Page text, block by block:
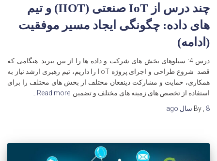
چند درس از IoT صنعتی (IIOT) و تیم
های داده: چگونگی ایجاد مسیر موفقیت
(ادامه)
درس 4: سیلوهای بخش های شرکت و داده ها را از بین ببرید. هنگامی که
قصد شروع طراحی و اجرای پروژه IIoT را داریم، تیم رهبری ارشد نیاز به
همکاری، حمایت و مشارکت ذینفعان مختلف از بخش های مختلف را برای
استفاده از تخصص های زمینه های مختلف و تضمین Read more…
By
8 سال